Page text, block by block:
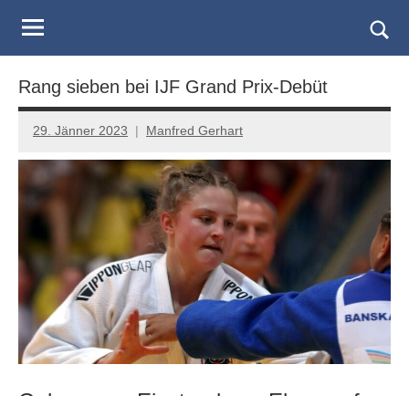
Judo
Landesverband
Salzburg
form
Rang sieben bei IJF Grand Prix-Debüt
29. Jänner 2023 Manfred Gerhart